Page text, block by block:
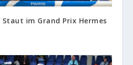
im Grand Prix Hermes